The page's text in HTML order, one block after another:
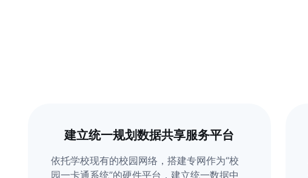
建立统一规划数据共享服务平台
依托学校现有的校园网络，搭建专网作为“校
园一卡通系统”的硬件平台，建立统一数据中